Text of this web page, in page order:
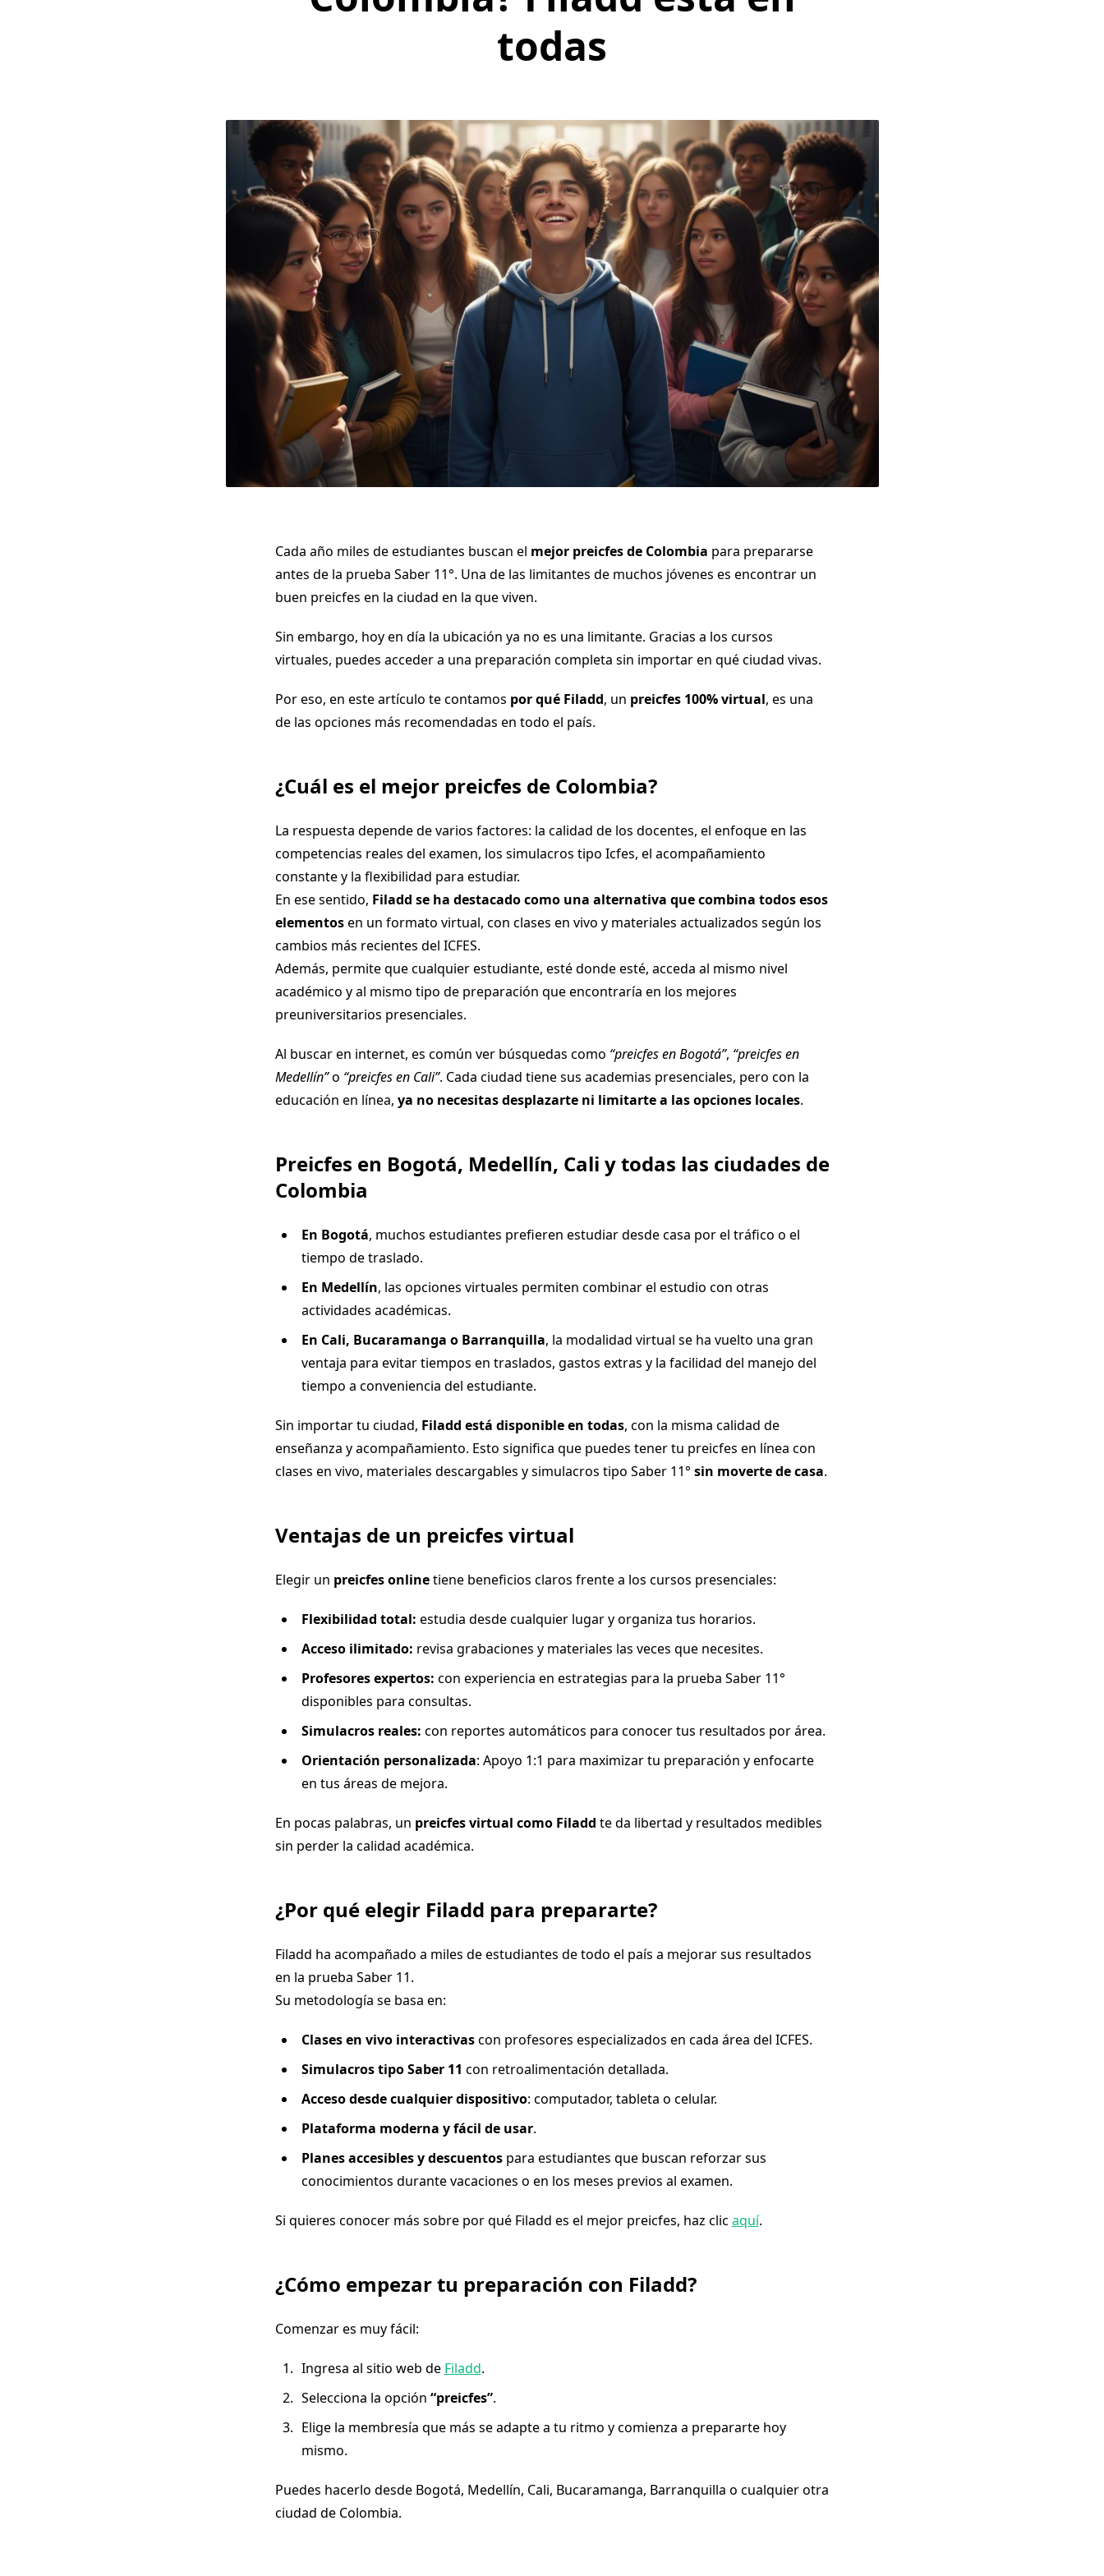
todas
Cada año miles de estudiantes buscan el mejor preicfes de Colombia para prepararse
antes de la prueba Saber 11°. Una de las limitantes de muchos jóvenes es encontrar un
buen preicfes en la ciudad en la que viven.
Sin embargo, hoy en día la ubicación ya no es una limitante. Gracias a los cursos
virtuales, puedes acceder a una preparación completa sin importar en qué ciudad vivas.
Por eso, en este artículo te contamos por qué Filadd, un preicfes 100% virtual, es una
de las opciones más recomendadas en todo el país.
¿Cuál es el mejor preicfes de Colombia?
La respuesta depende de varios factores: la calidad de los docentes, el enfoque en las
competencias reales del examen, los simulacros tipo Icfes, el acompañamiento
constante y la flexibilidad para estudiar.
En ese sentido, Filadd se ha destacado como una alternativa que combina todos esos
elementosen un formato virtual, con clases en vivo y materiales actualizados según los
cambios más recientes del ICFES.
Además, permite que cualquier estudiante, esté donde esté, acceda al mismo nivel
académico y al mismo tipo de preparación que encontraría en los mejores
preuniversitarios presenciales.
Al buscar en internet, es común ver búsquedas como “preicfes en Bogotá”, “preicfesen
Medellín”o “preicfesen Cali”. Cada ciudad tiene sus academias presenciales, pero con la
educación en línea, ya no necesitas desplazarte ni limitarte a las opciones locales.
Preicfes en Bogotá, Medellín, Cali y todas las ciudades de
Colombia
En Bogotá, muchos estudiantes prefieren estudiar desde casa por el tráfico o el
tiempo de traslado.
En Medellín, las opciones virtuales permiten combinar el estudio con otras
actividades académicas.
En Cali, Bucaramanga o Barranquilla, la modalidad virtual se ha vuelto una gran
ventaja para evitar tiempos en traslados, gastos extras y la facilidad del manejo del
tiempo a conveniencia del estudiante.
Sin importar tu ciudad, Filadd está disponible en todas, con la misma calidad de
enseñanza y acompañamiento. Esto significa que puedes tener tu preicfes en línea con
clases en vivo, materiales descargables y simulacros tipo Saber 11° sin moverte de casa.
Ventajas de un preicfes virtual
Elegir un preicfes onlinetiene beneficios claros frente a los cursos presenciales:
Flexibilidad total: estudia desde cualquier lugar y organiza tus horarios.
Acceso ilimitado: revisa grabaciones y materiales las veces que necesites.
Profesores expertos: con experiencia en estrategias para la prueba Saber 11°
disponibles para consultas.
Simulacros reales: con reportes automáticos para conocer tus resultados por área.
Orientación personalizada: Apoyo 1:1 para maximizar tu preparación y enfocarte
en tus áreas de mejora.
En pocas palabras, un preicfes virtual como Filadd te da libertad y resultados medibles
sin perder la calidad académica.
¿Por qué elegir Filadd para prepararte?
Filadd ha acompañado a miles de estudiantes de todo el país a mejorar sus resultados
en la prueba Saber 11.
Su metodología se basa en:
Clases en vivo interactivascon profesores especializados en cada área del ICFES.
Simulacros tipo Saber 11 con retroalimentación detallada.
Acceso desde cualquier dispositivo: computador, tableta o celular.
Plataforma moderna y fácil de usar.
Planes accesibles y descuentospara estudiantes que buscan reforzar sus
conocimientos durante vacaciones o en los meses previos al examen.
Si quieres conocer más sobre por qué Filadd es el mejor preicfes, haz clic aquí.
¿Cómo empezar tu preparación con Filadd?
Comenzar es muy fácil:
Ingresa al sitio web de Filadd.
Selecciona la opción “preicfes”.
Elige la membresía que más se adapte a tu ritmo y comienza a prepararte hoy
mismo.
Puedes hacerlo desde Bogotá, Medellín, Cali, Bucaramanga, Barranquilla o cualquier otra
ciudad de Colombia.